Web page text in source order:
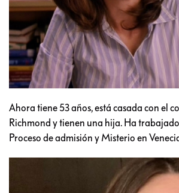
Ahora tiene 53 años, está casada con el
Richmond y tienen una hija. Ha
Proceso de admisión y Misterio en